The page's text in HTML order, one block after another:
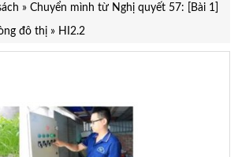
» Chuyển mình từ Nghị quyết 57: [Bài 1]
đô thị» HI2.2